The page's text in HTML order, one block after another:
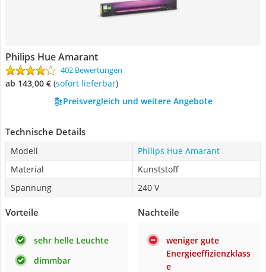
Philips Hue Amarant
402 Bewertungen
ab 143,00 € ( Sofort lieferbar)
Preisvergleich und weitere Angebote
Technische Details
Modell
Philips Hue Amarant
Material
Kunststoff
Spannung
240 V
Vorteile
sehr helle Leuchte
dimmbar
Nachteile
weniger gute
Energieeffizienzklass
e